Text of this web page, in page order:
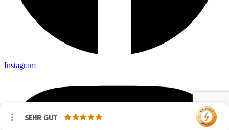
Instagram
SEHR GUT